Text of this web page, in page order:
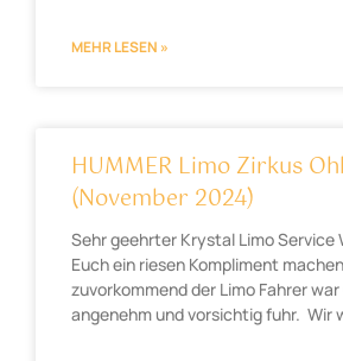
MEHR LESEN »
HUMMER Limo Zirkus
(November 2024)
Sehr geehrter Krystal Limo Service
Euch ein riesen Kompliment
zuvorkommend der Limo Fahrer
angenehm und vorsichtig fuhr. Wir